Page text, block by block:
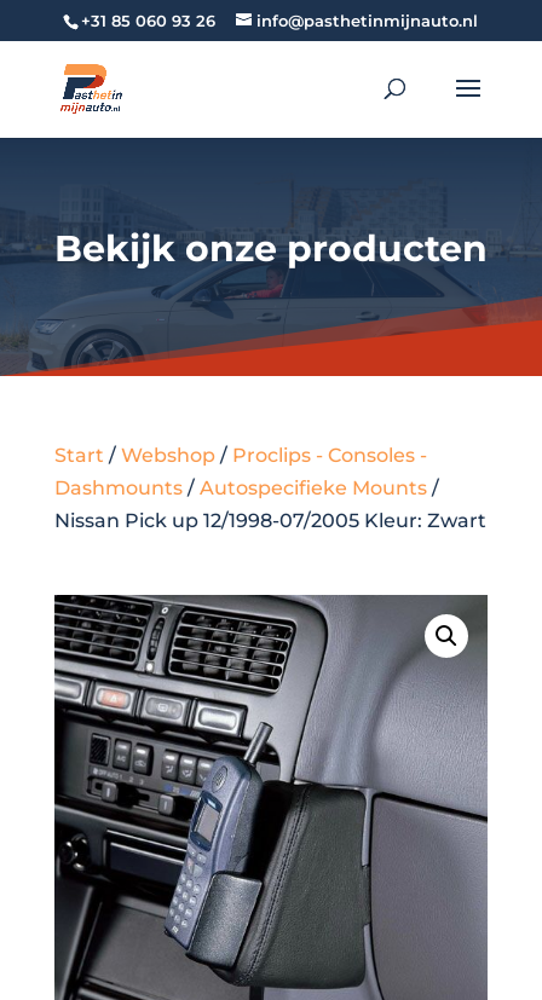
+31 85 060 93 26 info@pasthetinmijnauto.nl
Bekijk onze producten
Start / Webshop/ Proclips - Consoles -
Dashmounts/ Autospecifieke Mounts/
Nissan Pick up 12/1998-07/2005 Kleur: Zwart